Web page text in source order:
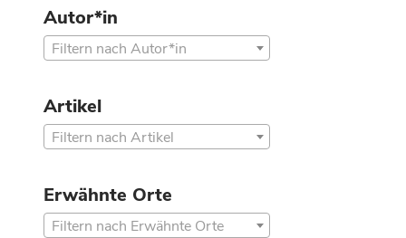
Autor*in
Filtern nach Autor*in
Artikel
Filtern nach Artikel
Erwähnte Orte
Filtern nach Erwähnte Orte